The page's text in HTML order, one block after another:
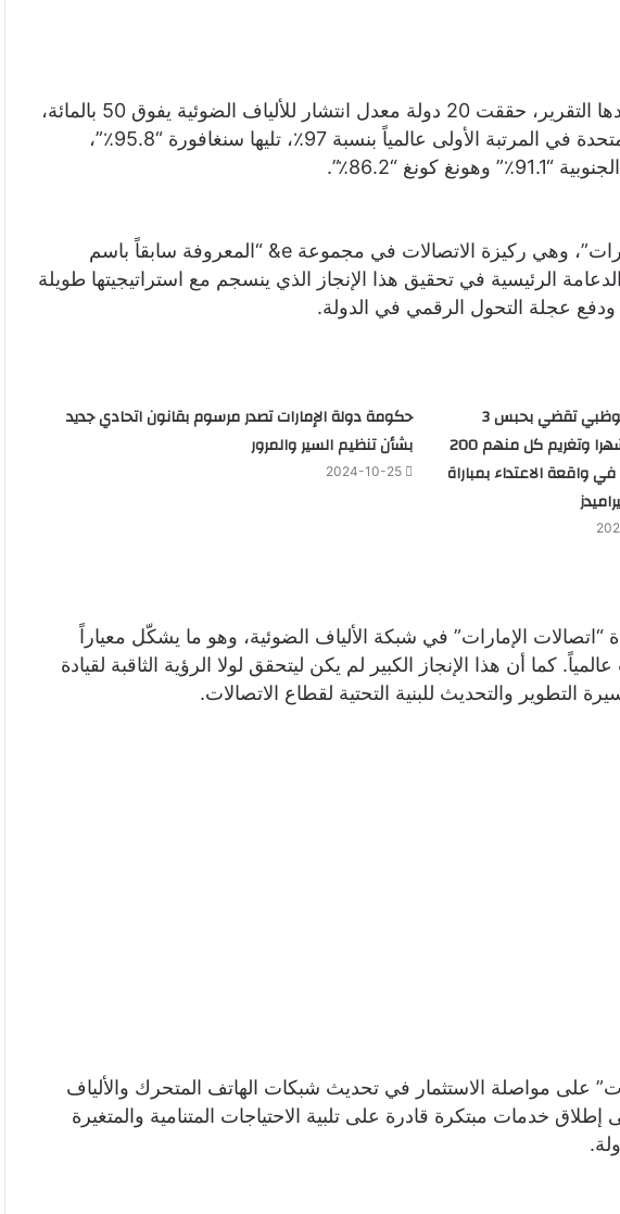
وبحسب البيانات التي رصدها التقرير، حققت 20 دولة معدل انتشار للألياف الضوئية يفوق 50 بالمائة،
وحلت الإمارات العربية المتحدة في المرتبة الأولى عالمياً بنسبة 97٪، تليها سنغافورة “95.8٪”،
وتعد شبكة “اتصالات الإمارات”، وهي ركيزة الاتصالات في مجموعة e& “المعروفة سابقاً باسم
الرئيسية في تحقيق هذا الإنجاز الذي ينسجم مع استراتيجيتها طويلة
ودفع عجلة التحول الرقمي في الدولة.
محكمة أبوظبي تقضي بحبس 3
متهمين شهرا وتغريم كل منهم 200
واقعة الاعتداء بمباراة
حكومة دولة الإمارات تصدر مرسوم بقانون اتحادي جديد
بشأن تنظيم السير والمرور
2024-10-25
“اتصالات الإمارات” في شبكة الألياف الضوئية، وهو ما يشكّل معياراً
كما أن هذا الإنجاز الكبير لم يكن ليتحقق لولا الرؤية الثاقبة لقيادة
التطوير والتحديث للبنية التحتية لقطاع الاتصالات.
على مواصلة الاستثمار في تحديث شبكات الهاتف المتحرك والألياف
إطلاق خدمات مبتكرة قادرة على تلبية الاحتياجات المتنامية والمتغيرة